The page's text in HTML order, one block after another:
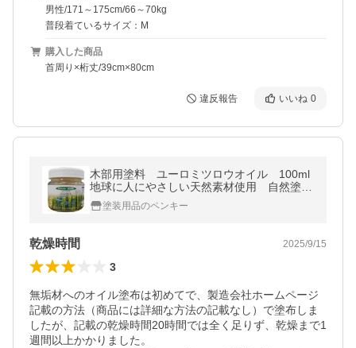
男性/171～175cm/66～70kg
普段着ているサイズ：M
購入した商品
首周り×桁丈/39cm×80cm
違反報告 いいね 0
木部用塗料 ユーロミツロウオイル 100ml
地球に人にやさしい天然素材使用 自然塗
料 環境対応型塗料 DIY 安心 安全
塗装用品のペンキー
乾燥時間 2025/9/15
3
無垢材へのオイル塗布は初めてで、製造会社ホームページ
記載の方法（商品には詳細な方法の記載なし）で塗布しま
したが、記載の乾燥時間20時間では全く足りず、乾燥まで1
週間以上かかりました。